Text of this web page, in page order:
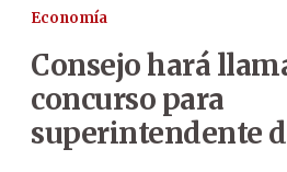
Economía
Consejo hará
concurso para
superintendente